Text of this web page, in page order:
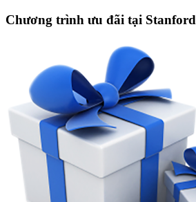
Chương trình ưu đãi tại Stanford